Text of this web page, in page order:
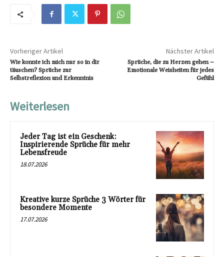
Vorheriger Artikel
Wie konnte ich mich nur so in dir
täuschen? Sprüche zur
Selbstreflexion und Erkenntnis
Nächster Artikel
Sprüche, die zu Herzen gehen –
Emotionale Weisheiten für jedes
Gefühl
Weiterlesen
Jeder Tag ist ein Geschenk:
Inspirierende Sprüche für mehr
Lebensfreude
18.07.2026
Kreative kurze Sprüche 3 Wörter für
besondere Momente
17.07.2026